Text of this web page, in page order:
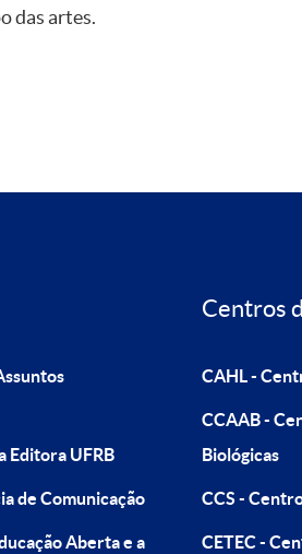
das artes.
Editora UFRB
de Comunicação
Aberta e a
Centros
CAHL -
CCAAB -
Biológicas
CCS -
CETEC -